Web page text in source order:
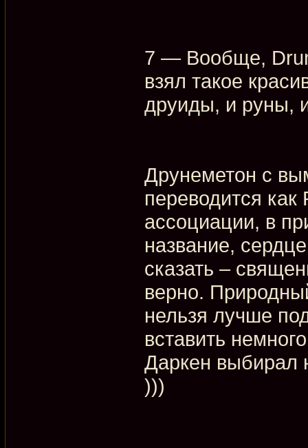
7 — Вообще,
взял такое
друиды, и руны,
Друнеметон с
переводится
ассоциации, в
название,
сказать –
верно.
нельзя лучше
вставить
Даркен выбирал
)))